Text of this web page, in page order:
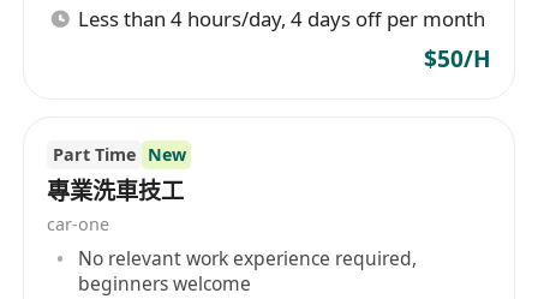
Less than 4 hours/day, 4 days off per month
$50/H
Part Time New
專業洗車技工
car-one
No relevant work experience required,
beginners welcome